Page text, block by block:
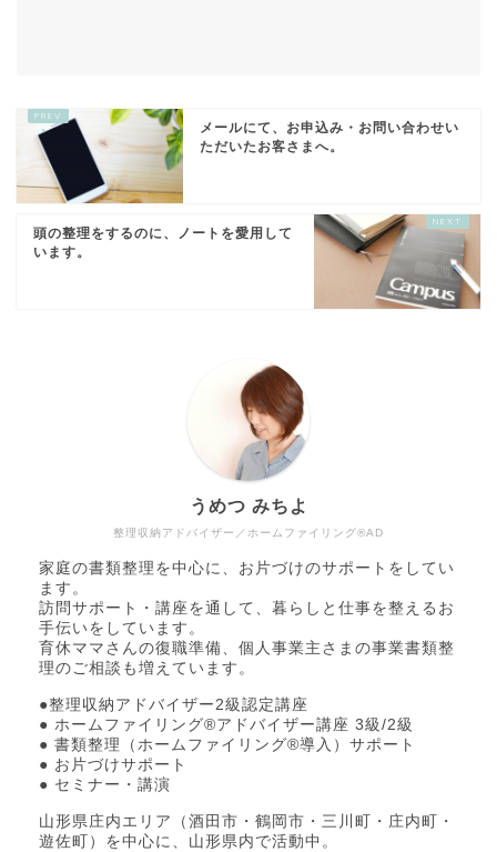
メールにて、お申込み・お問い合わせい
ただいたお客さまへ。
頭の整理をするのに、ノートを愛用して
います。
整理収納アドバイザー／ホームファイリング®AD
うめつ みちよ
家庭の書類整理を中心に、お片づけのサポートをしてい
ます。
訪問サポート・講座を通して、暮らしと仕事を整えるお
手伝いをしています。
育休ママさんの復職準備、個人事業主さまの事業書類整
理のご相談も増えています。
●整理収納アドバイザー2級認定講座
● ホームファイリング®アドバイザー講座 3級/2級
● 書類整理（ホームファイリング®導入）サポート
● お片づけサポート
● セミナー・講演
山形県庄内エリア（酒田市・鶴岡市・三川町・庄内町・
遊佐町）を中心に、山形県内で活動中。